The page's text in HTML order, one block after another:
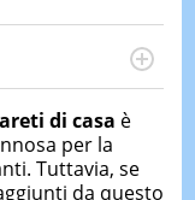
DI
IERI
di
ricerca, in
di America
testate ed
"La
di casa è
per la
Tuttavia, se
da questo